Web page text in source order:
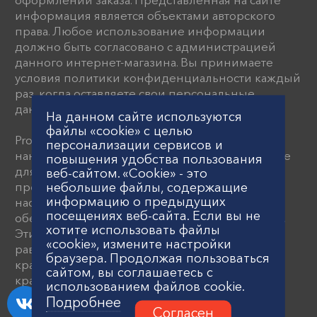
информация является объектами авторского
права. Любое использование информации
должно быть согласовано с администрацией
данного интернет-магазина. Вы принимаете
условия политики конфиденциальности каждый
раз, когда оставляете свои персональные
данные на данном сайте
Proflex предлагает передовые устройства для
нанесения красок и шпатлевки, разработанные
для строительной индустрии. В ассортименте
представлены краскопульты, пневматические
насосы и поршневые агрегаты, которые
обеспечивают высокое давление распыления.
Эти системы нанесения гарантируют
равномерное покрытие и включают
красконагнетательные устройства и
краскораспылители.
Создание и поддержка сайта — Артлекс
На данном сайте используются
файлы «cookie» с целью
персонализации сервисов и
повышения удобства пользования
веб-сайтом. «Cookie» - это
небольшие файлы, содержащие
информацию о предыдущих
посещениях веб-сайта. Если вы не
хотите использовать файлы
«cookie», измените настройки
браузера. Продолжая пользоваться
сайтом, вы соглашаетесь с
использованием файлов cookie.
Подробнее
Согласен